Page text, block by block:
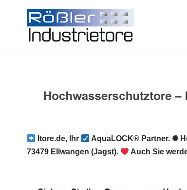
Itore.de, Ihr AquaLOCK® Partner. ✺
73479 Ellwangen (Jagst).
Auch Sie